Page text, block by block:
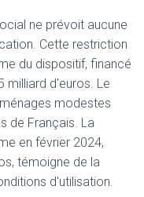
ne prévoit aucune
Cette restriction
du dispositif, financé
milliard d'euros. Le
modestes
de Français. La
en février 2024,
témoigne de la
d'utilisation.